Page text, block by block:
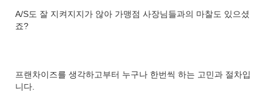
A/S도 잘 지켜지지가 않아 가맹점 사장님들과의 마찰도 있으셨
죠?
프랜차이즈를 생각하고부터 누구나 한번씩 하는 고민과 절차입
니다.